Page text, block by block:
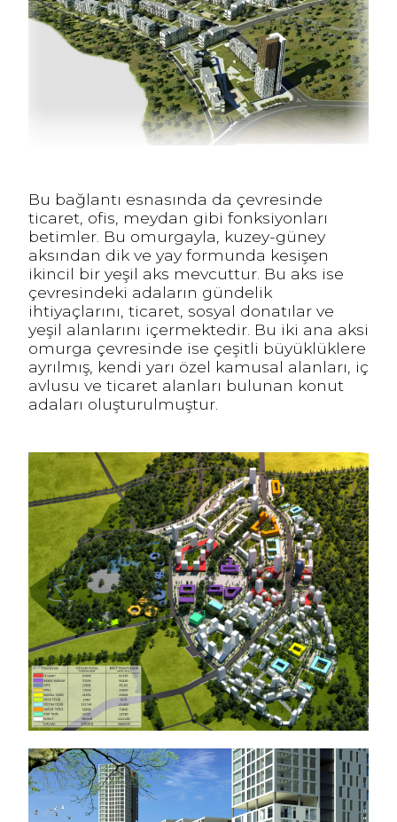
Bu bağlantı esnasında da çevresinde
ticaret, ofis, meydan gibi fonksiyonları
betimler. Bu omurgayla, kuzey-güney
aksından dik ve yay formunda kesişen
ikincil bir yeşil aks mevcuttur. Bu aks ise
çevresindeki adaların gündelik
ihtiyaçlarını, ticaret, sosyal donatılar ve
yeşil alanlarını içermektedir. Bu iki ana aksi
omurga çevresinde ise çeşitli büyüklüklere
ayrılmış, kendi yarı özel kamusal alanları, iç
avlusu ve ticaret alanları bulunan konut
adaları oluşturulmuştur.